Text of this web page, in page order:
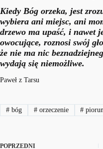
Kiedy Bóg orzeka, jest
wybiera ani miejsc, ani
drzewo ma upaść, i nawet
owocujące, roznosi swój
że nie ma nic
wydają się niemożliwe.
Paweł z Tarsu
#bóg #orzeczenie # piorun
POPRZEDNI